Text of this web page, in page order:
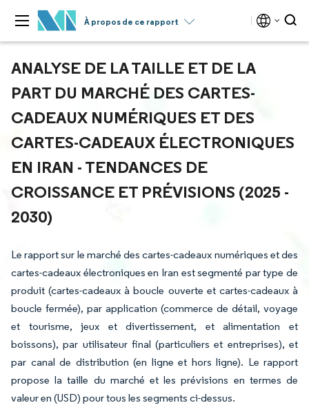
À propos de ce rapport
ANALYSE DE LA TAILLE ET DE LA
PART DU MARCHÉ DES CARTES-
CADEAUX NUMÉRIQUES ET DES
CARTES-CADEAUX ÉLECTRONIQUES
EN IRAN - TENDANCES DE
CROISSANCE ET PRÉVISIONS (2025 -
2030)
Le rapport sur le marché des cartes-cadeaux numériques et des
cartes-cadeaux électroniques en Iran est segmenté par type de
produit (cartes-cadeaux à boucle ouverte et cartes-cadeaux à
boucle fermée), par application (commerce de détail, voyage
et tourisme, jeux et divertissement, et alimentation et
boissons), par utilisateur final (particuliers et entreprises), et
par canal de distribution (en ligne et hors ligne). Le rapport
propose la taille du marché et les prévisions en termes de
valeur en (USD) pour tous les segments ci-dessus.